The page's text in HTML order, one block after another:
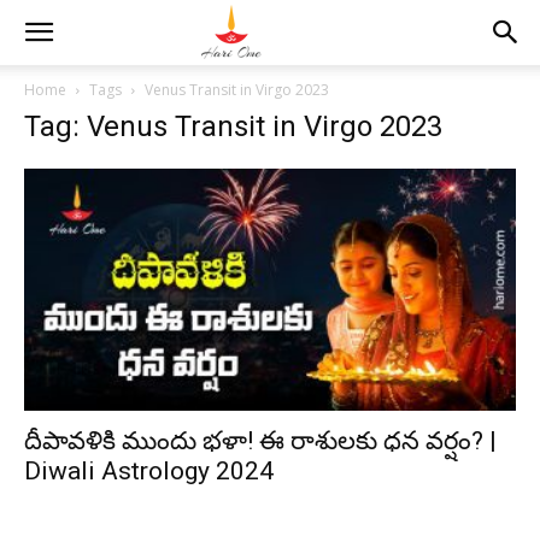
Home Tags Venus Transit in Virgo 2023
Tag: Venus Transit in Virgo 2023
దీపావళికి ముందు భళా! ఈ రాశులకు ధన వర్షం? |
Diwali Astrology 2024